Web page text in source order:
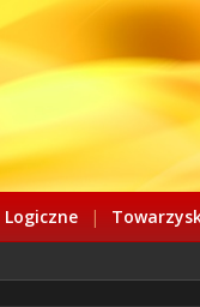
Logiczne |